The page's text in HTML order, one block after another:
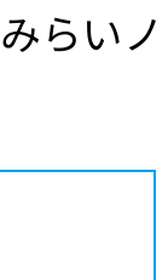
らいノ